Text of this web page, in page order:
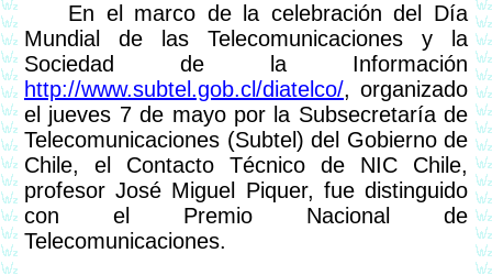
En el marco de la celebración del Día
Mundial de las Telecomunicaciones y la
Sociedad de la Información
http://www.subtel.gob.cl/diatelco/, organizado
el jueves 7 de mayo por la Subsecretaría de
Telecomunicaciones (Subtel) del Gobierno de
Chile, el Contacto Técnico de NIC Chile,
profesor José Miguel Piquer, fue distinguido
con el Premio Nacional de
Telecomunicaciones.